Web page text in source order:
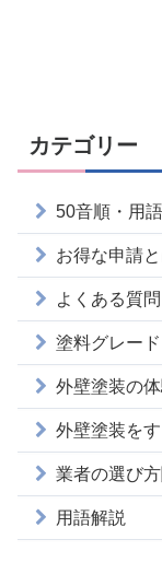
カテゴリー
50音順・用
お得な申請
よくある質問
塗料グレード
外壁塗装の
外壁塗装を
業者の選び
用語解説